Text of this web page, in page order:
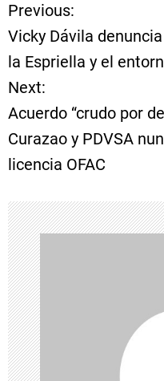
N
a
v
e
g
a
c
i
ó
n
Previous:
Vicky Dávila
la Espriella y el
Next:
Acuerdo “crudo por
Curazao y PDVSA
licencia OFAC